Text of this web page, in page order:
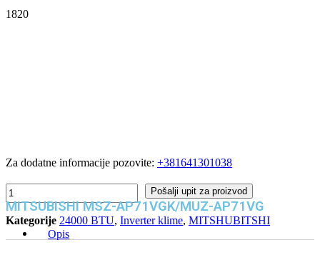
1820
Za dodatne informacije pozovite: +381641301038
MITSUBISHI
MSZ-
AP71VGK/MUZ-
AP71VG
količina
Pošalji upit za proizvod
MITSUBISHI MSZ-AP71VGK/MUZ-AP71VG
Kategorije 24000 BTU, Inverter klime, MITSHUBITSHI
Opis